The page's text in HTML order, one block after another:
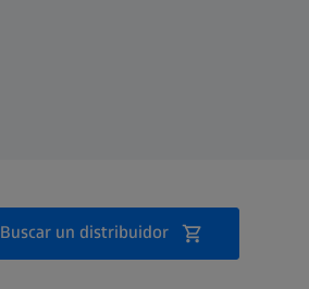
Buscar un distribuidor